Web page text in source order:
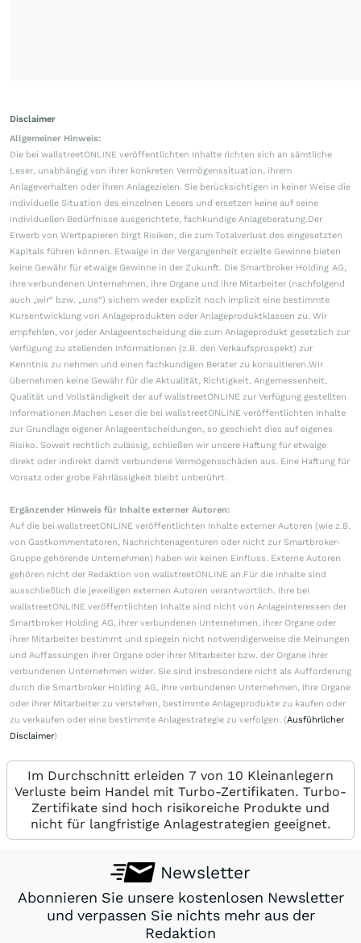
Disclaimer
Allgemeiner Hinweis:
Die bei wallstreetONLINE veröffentlichten Inhalte richten sich an sämtliche
Leser, unabhängig von ihrer konkreten Vermögenssituation, ihrem
Anlageverhalten oder ihren Anlagezielen. Sie berücksichtigen in keiner Weise die
individuelle Situation des einzelnen Lesers und ersetzen keine auf seine
individuellen Bedürfnisse ausgerichtete, fachkundige Anlageberatung.Der
Erwerb von Wertpapieren birgt Risiken, die zum Totalverlust des eingesetzten
Kapitals führen können. Etwaige in der Vergangenheit erzielte Gewinne bieten
keine Gewähr für etwaige Gewinne in der Zukunft. Die Smartbroker Holding AG,
ihre verbundenen Unternehmen, ihre Organe und ihre Mitarbeiter (nachfolgend
auch „wir“ bzw. „uns“) sichern weder explizit noch implizit eine bestimmte
Kursentwicklung von Anlageprodukten oder Anlageproduktklassen zu. Wir
empfehlen, vor jeder Anlageentscheidung die zum Anlageprodukt gesetzlich zur
Verfügung zu stellenden Informationen (z.B. den Verkaufsprospekt) zur
Kenntnis zu nehmen und einen fachkundigen Berater zu konsultieren.Wir
übernehmen keine Gewähr für die Aktualität, Richtigkeit, Angemessenheit,
Qualität und Vollständigkeit der auf wallstreetONLINE zur Verfügung gestellten
Informationen.Machen Leser die bei wallstreetONLINE veröffentlichten Inhalte
zur Grundlage eigener Anlageentscheidungen, so geschieht dies auf eigenes
Risiko. Soweit rechtlich zulässig, schließen wir unsere Haftung für etwaige
direkt oder indirekt damit verbundene Vermögensschäden aus. Eine Haftung für
Vorsatz oder grobe Fahrlässigkeit bleibt unberührt.
Ergänzender Hinweis für Inhalte externer Autoren:
Auf die bei wallstreetONLINE veröffentlichten Inhalte externer Autoren (wie z.B.
von Gastkommentatoren, Nachrichtenagenturen oder nicht zur Smartbroker-
Gruppe gehörende Unternehmen) haben wir keinen Einfluss. Externe Autoren
gehören nicht der Redaktion von wallstreetONLINE an.Für die Inhalte sind
ausschließlich die jeweiligen externen Autoren verantwortlich. Ihre bei
wallstreetONLINE veröffentlichten Inhalte sind nicht von Anlageinteressen der
Smartbroker Holding AG, ihrer verbundenen Unternehmen, ihrer Organe oder
ihrer Mitarbeiter bestimmt und spiegeln nicht notwendigerweise die Meinungen
und Auffassungen ihrer Organe oder ihrer Mitarbeiter bzw. der Organe ihrer
verbundenen Unternehmen wider. Sie sind insbesondere nicht als Aufforderung
durch die Smartbroker Holding AG, ihre verbundenen Unternehmen, ihre Organe
oder ihrer Mitarbeiter zu verstehen, bestimmte Anlageprodukte zu kaufen oder
zu verkaufen oder eine bestimmte Anlagestrategie zu verfolgen. (Ausführlicher
Disclaimer)
Im Durchschnitt erleiden 7 von 10 Kleinanlegern
Verluste beim Handel mit Turbo-Zertifikaten. Turbo-
Zertifikate sind hoch risikoreiche Produkte und
nicht für langfristige Anlagestrategien geeignet.
Newsletter
Abonnieren Sie unsere kostenlosen Newsletter
und verpassen Sie nichts mehr aus der
Redaktion